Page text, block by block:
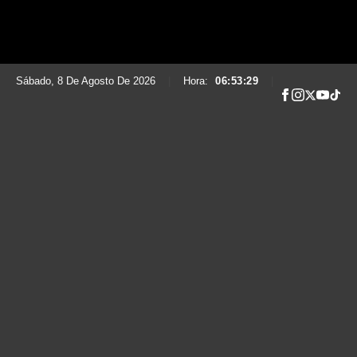
Sábado, 8 De Agosto De 2026 Hora: 06:53:30